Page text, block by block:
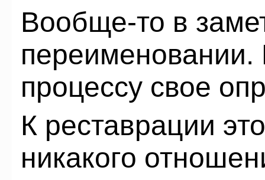
Вообще-то в
процессу свое
К реставрации
никакого